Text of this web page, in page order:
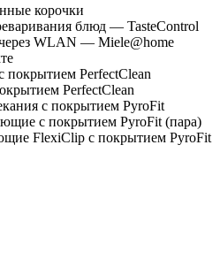
корочки
блюд — TasteControl
WLAN — Miele@home
покрытием PerfectClean
PerfectClean
с покрытием PyroFit
с покрытием PyroFit (пара)
FlexiClip с покрытием PyroFit